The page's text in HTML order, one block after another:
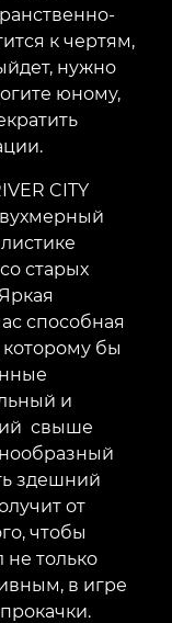
к чертям,
нужно
юному,
CITY
старых
способная
бы
и
свыше
здешний
от
чтобы
только
в игре